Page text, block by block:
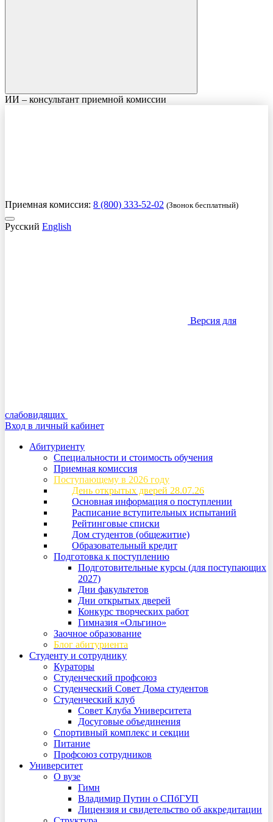
ИИ – консультант приемной комиссии
Приемная комиссия: 8 (800) 333-52-02 (Звонок бесплатный)
Русский English
Версия для
слабовидящих
Вход в личный кабинет
Абитуриенту
Специальности и стоимость обучения
Приемная комиссия
Поступающему в 2026 году
День открытых дверей 28.07.26
Основная информация о поступлении
Расписание вступительных испытаний
Рейтинговые списки
Дом студентов (общежитие)
Образовательный кредит
Подготовка к поступлению
Подготовительные курсы (для поступающих
2027)
Дни факультетов
Дни открытых дверей
Конкурс творческих работ
Гимназия «Ольгино»
Заочное образование
Блог абитуриента
Студенту и сотруднику
Кураторы
Студенческий профсоюз
Студенческий Совет Дома студентов
Студенческий клуб
Совет Клуба Университета
Досуговые объединения
Спортивный комплекс и секции
Питание
Профсоюз сотрудников
Университет
О вузе
Гимн
Владимир Путин о СПбГУП
Лицензия и свидетельство об аккредитации